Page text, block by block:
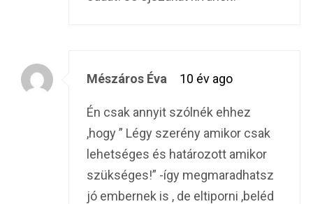
Mészáros Éva 10 év ago
Én csak annyit szólnék ehhez
,hogy ” Légy szerény amikor csak
lehetséges és határozott amikor
szükséges!” -így megmaradhatsz
jó embernek is , de eltiporni ,beléd